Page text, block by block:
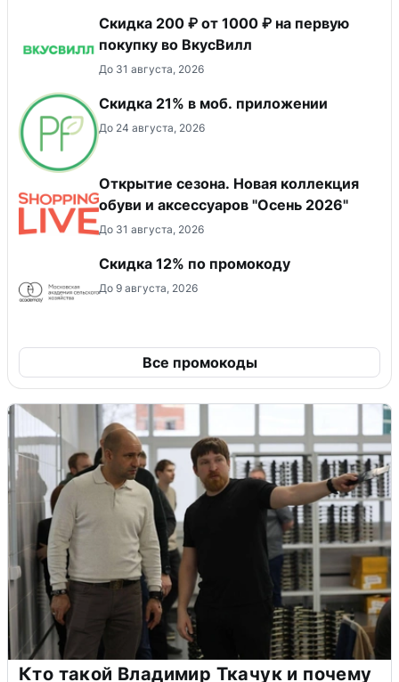
Скидка 200 ₽ от 1000 ₽ на первую
покупку во ВкусВилл
До 31 августа, 2026
Скидка 21% в моб. приложении
До 24 августа, 2026
Открытие сезона. Новая коллекция
обуви и аксессуаров "Осень 2026"
До 31 августа, 2026
Скидка 12% по промокоду
До 9 августа, 2026
Все промокоды
Кто такой Владимир Ткачук и почему